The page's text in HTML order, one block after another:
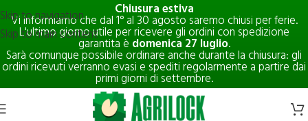
Chiusura estiva
Vi informiamo che dal 1° al 30 agosto saremo chiusi per ferie.
L'ultimo giorno utile per ricevere gli ordini con spedizione
garantita è domenica 27 luglio.
Sarà comunque possibile ordinare anche durante la chiusura: gli
ordini ricevuti verranno evasi e spediti regolarmente a partire dai
primi giorni di settembre.
Skip to navigation
Skip to main content